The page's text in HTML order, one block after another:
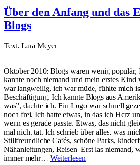
Über den Anfang und das
Blogs
Text: Lara Meyer
Oktober 2010: Blogs waren wenig populär,
kannte noch niemand und mein erstes
war langweilig, ich war müde, fühlte mich
Beschäftigung. Ich kannte Blogs aus
was”, dachte ich. Ein Logo war schnell
noch frei. Ich hatte etwas, in das ich Herz
wenn es gerade passte. Etwas, das nicht
mal nicht tat. Ich schrieb über alles, was
Stillfreundliche Cafés, schöne Parks,
Nähanleitungen, Reisen. Erst las niemand,
immer mehr… Weiterlesen